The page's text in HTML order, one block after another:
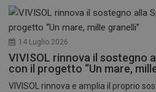
14 Luglio 2026
VIVISOL rinnova il sostegno
con il progetto “Un mare,
VIVISOL rinnova e amplia il proprio